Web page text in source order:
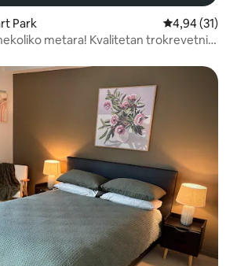
Park Prosječna
4,94 (31)
metara! Kvalitetan trokrevetni